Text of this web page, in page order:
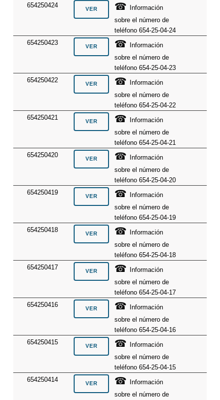
654250424
☎
Información
sobre el número de
teléfono 654-25-04-24
654250423
☎
Información
sobre el número de
teléfono 654-25-04-23
654250422
☎
Información
sobre el número de
teléfono 654-25-04-22
654250421
☎
Información
sobre el número de
teléfono 654-25-04-21
654250420
☎
Información
sobre el número de
teléfono 654-25-04-20
654250419
☎
Información
sobre el número de
teléfono 654-25-04-19
654250418
☎
Información
sobre el número de
teléfono 654-25-04-18
654250417
☎
Información
sobre el número de
teléfono 654-25-04-17
654250416
☎
Información
sobre el número de
teléfono 654-25-04-16
654250415
☎
Información
sobre el número de
teléfono 654-25-04-15
654250414
☎
Información
sobre el número de